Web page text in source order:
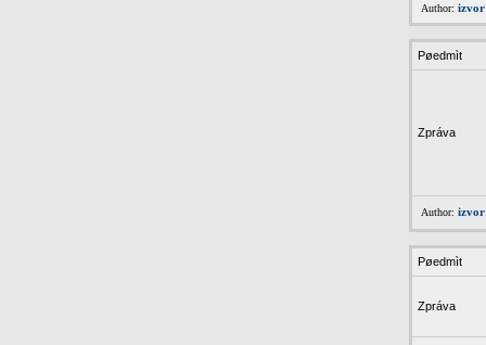
Author:
Pøedmìt
Zpráva
Author:
Pøedmìt
Zpráva